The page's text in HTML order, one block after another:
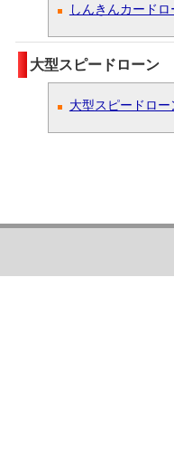
しんきんカード
大型スピードローン
大型スピードロー